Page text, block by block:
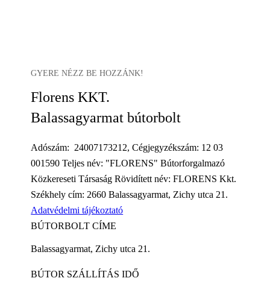
GYERE NÉZZ BE HOZZÁNK!
Florens KKT.
Balassagyarmat bútorbolt
Adószám: 24007173212, Cégjegyzékszám: 12 03
001590 Teljes név: "FLORENS" Bútorforgalmazó
Közkereseti Társaság Rövidített név: FLORENS Kkt.
Székhely cím: 2660 Balassagyarmat, Zichy utca 21.
Adatvédelmi tájékoztató
BÚTORBOLT CÍME
Balassagyarmat, Zichy utca 21.
BÚTOR SZÁLLÍTÁS IDŐ